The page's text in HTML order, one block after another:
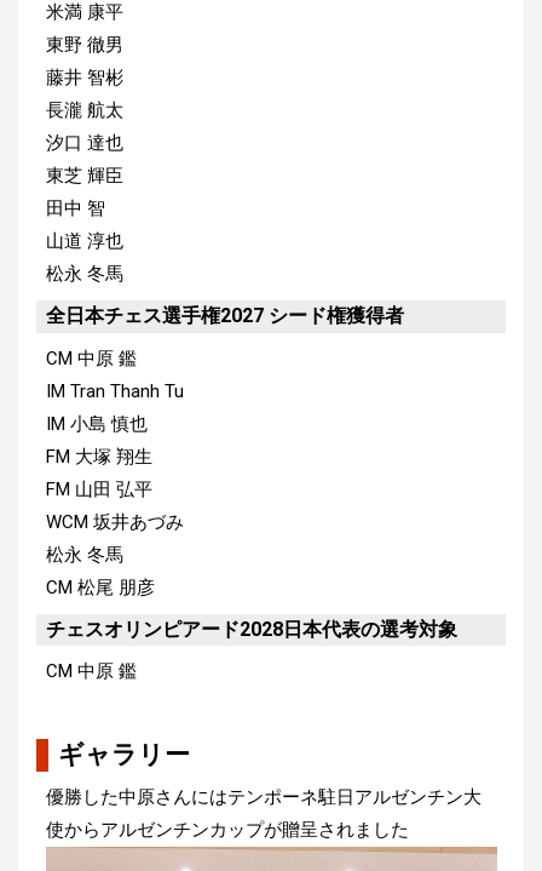
米満 康平
東野 徹男
藤井 智彬
長瀧 航太
汐口 達也
東芝 輝臣
田中 智
山道 淳也
松永 冬馬
全日本チェス選手権2027 シード権獲得者
CM 中原 鑑
IM Tran Thanh Tu
IM 小島 慎也
FM 大塚 翔生
FM 山田 弘平
WCM 坂井あづみ
松永 冬馬
CM 松尾 朋彦
チェスオリンピアード2028日本代表の選考対象
CM 中原 鑑
ギャラリー
優勝した中原さんにはテンポーネ駐日アルゼンチン大
使からアルゼンチンカップが贈呈されました